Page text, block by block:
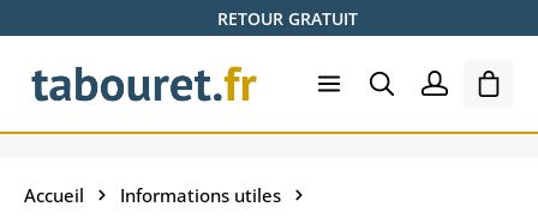
Passer au contenu principalRETOUR GRATUIT
Le
Accueil
Informations utiles